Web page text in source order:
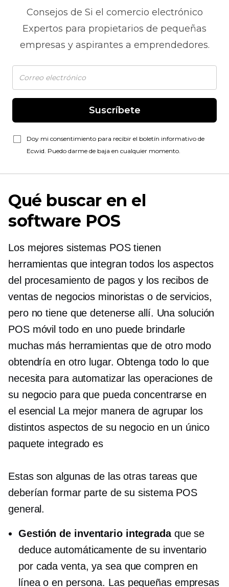
Consejos de Si el comercio electrónico
Expertos para propietarios de pequeñas
empresas y aspirantes a emprendedores.
Suscríbete
Doy mi consentimiento para recibir el boletín informativo de
Ecwid. Puedo darme de baja en cualquier momento.
Qué buscar en el
software POS
Los mejores sistemas POS tienen
herramientas que integran todos los aspectos
del procesamiento de pagos y los recibos de
ventas de negocios minoristas o de servicios,
pero no tiene que detenerse allí. Una solución
POS móvil todo en uno puede brindarle
muchas más herramientas que de otro modo
obtendría en otro lugar. Obtenga todo lo que
necesita para automatizar las operaciones de
su negocio para que pueda concentrarse en
el esencial La mejor manera de agrupar los
distintos aspectos de su negocio en un único
paquete integrado es
Estas son algunas de las otras tareas que
deberían formar parte de su sistema POS
general.
Gestión de inventario integradaque se
deduce automáticamente de su inventario
por cada venta, ya sea que compren en
línea oen persona. Las pequeñas empresas